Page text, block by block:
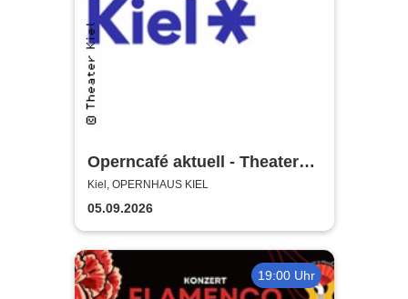
Operncafé aktuell - Theater
Kiel
Kiel, OPERNHAUS KIEL
05.09.2026
19:00 Uhr